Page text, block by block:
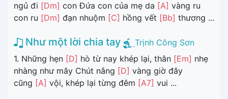
ngủ đi [Dm] con Đứa con của mẹ da [A] vàng ru
con ru [Dm] đạn nhuộm [C] hồng vết [Bb] thương ...
Như một lời chia tay
Trịnh Công Sơn
1. Những hẹn [D] hò từ nay khép lại, thân [Em] nhẹ
nhàng như mây Chút nắng [D] vàng giờ đây
cũng [A] vội, khép lại từng đêm [A7] vui ...